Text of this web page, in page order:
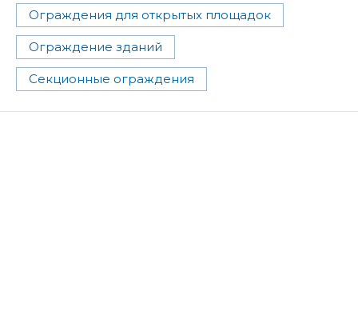
Ограждения для открытых площадок
Ограждение зданий
Секционные ограждения